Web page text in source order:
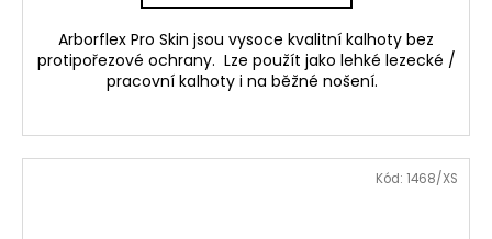
Arborflex Pro Skin jsou vysoce kvalitní kalhoty bez
protipořezové ochrany. Lze použít jako lehké lezecké /
pracovní kalhoty i na běžné nošení.
Kód: 1468/XS